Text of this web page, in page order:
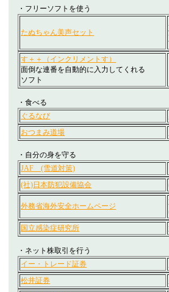
・フリーソフトを使う
たぬちゃん美声セット
す＋＋（インクリメントす）
面倒な連番を自動的に入力してくれる
ソフト
・食べる
ぐるなび
おつまみ道場
・自分の身を守る
JAF (雪道対策)
(社)日本防犯設備協会
外務省海外安全ホームページ
国立感染症研究所
・ネット株取引を行う
イー・トレード証券
松井証券